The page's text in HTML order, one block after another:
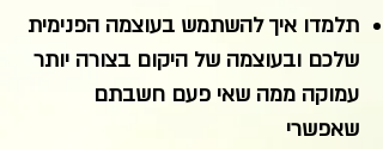
תלמדו איך להשתמש בעוצמה הפנימית
שלכם ובעוצמה של היקום בצורה יותר
עמוקה ממה שאי פעם חשבתם
שאפשרי